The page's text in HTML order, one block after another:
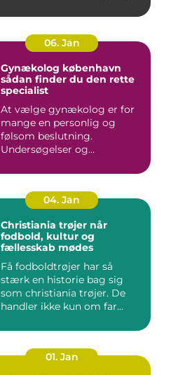
06. Jan
Gynækolog københavn
sådan finder du den rette
specialist
At vælge gynækolog er for
mange en personlig og
følsom beslutning.
Undersøgelser og
04. Jan
Christiania trøjer når
fodbold, kultur og
fællesskab mødes
Få fodboldtrøjer har så
stærk en historie bag sig
som christiania trøjer. De
handler ikke kun om far...
01. Jan